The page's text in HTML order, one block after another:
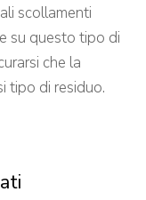
scollamenti
su questo tipo di
che la
tipo di residuo.